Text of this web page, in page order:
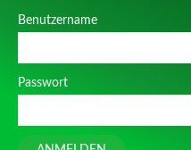
Benutzername
Passwort